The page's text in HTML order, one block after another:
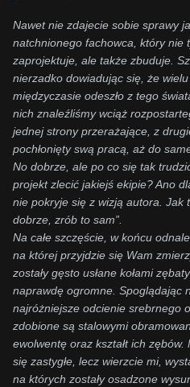
Nawet nie zdajecie sobie sprawy
natchnionego fachowca, który nie
zaprojektuje, ale także zbuduje.
nierzadko dowiadując się, że
międzyczasie odeszło z tego
nich znaleźliśmy wciąż
jednej strony przerażające, z
pochłonięty swą pracą, aż do
No dobrze, ale po co się tak
projekt zlecić jakiejś ekipie? Ano
nie pokryje się z wizją autora. Jak
dobrze, zrób to sam”.
Na całe szczęście, w końcu
na której przyjdzie się Wam
zostały gęsto usłane kołami
naprawdę ogromne. Spoglądając
najróżniejsze odcienie srebrnego
zdobione są stalowymi
ewolwentę oraz kształt ich
się zastygłe, lecz wierzcie mi,
na których zostały osadzone